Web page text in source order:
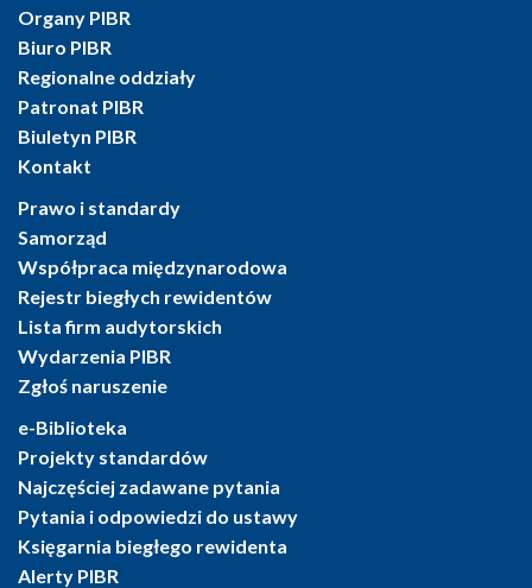
Organy PIBR
Biuro PIBR
Regionalne oddziały
Patronat PIBR
Biuletyn PIBR
Kontakt
Prawo i standardy
Samorząd
Współpraca międzynarodowa
Rejestr biegłych rewidentów
Lista firm audytorskich
Wydarzenia PIBR
Zgłoś naruszenie
e-Biblioteka
Projekty standardów
Najczęściej zadawane pytania
Pytania i odpowiedzi do ustawy
Księgarnia biegłego rewidenta
Alerty PIBR